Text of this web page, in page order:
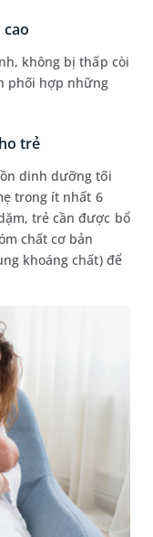
không bị thấp còi
phối hợp những
trẻ
dinh dưỡng tối
trong ít nhất 6
trẻ cần được bổ
chất cơ bản
khoáng chất) để